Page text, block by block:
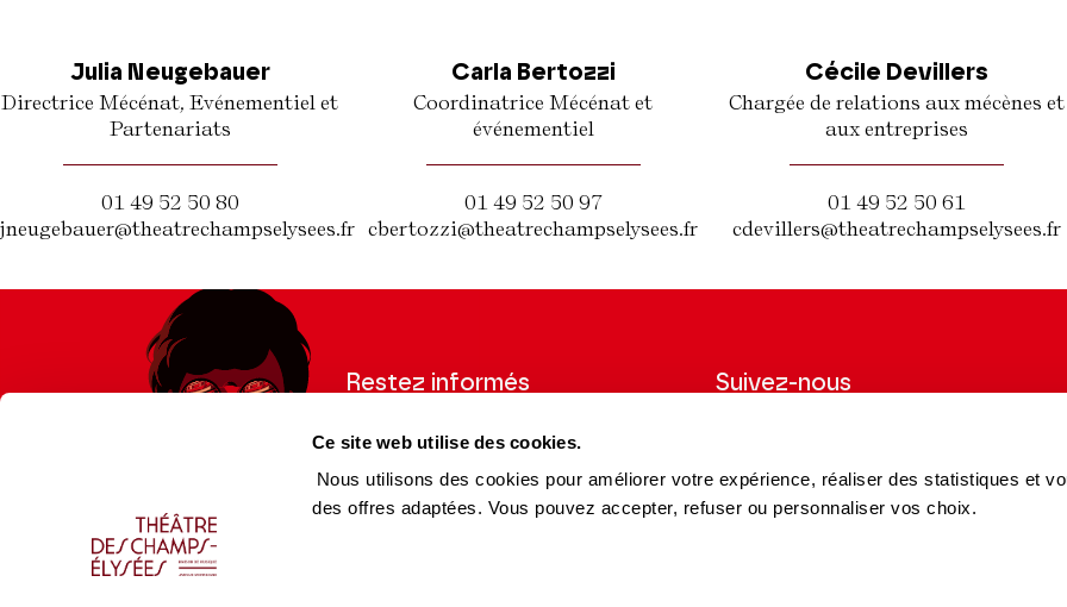
Ce site web utilise des cookies.
Nous utilisons des cookies pour améliorer votre expérience, réaliser des statistiques et
des offres adaptées. Vous pouvez accepter, refuser ou personnaliser vos choix.
Julia Neugebauer
Directrice Mécénat, Evénementiel et
Partenariats
01 49 52 50 80
jneugebauer@theatrechampselysees.fr
Carla Bertozzi
Coordinatrice Mécénat et
événementiel
01 49 52 50 97
cbertozzi@theatrechampselysees.fr
Cécile Devillers
Chargée de relations aux mécènes et
aux entreprises
01 49 52 50 61
cdevillers@theatrechampselysees.fr
Restez informés
recevoir les informations du Théâtre.
S'INSCRIRE
Suivez-nous
FacebookInstagram
Tik YoutubeLinkedin